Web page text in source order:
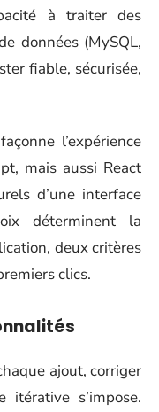
à traiter des
données (MySQL,
fiable, sécurisée,
l’expérience
mais aussi React
d’une interface
déterminent la
deux critères
clics.
ajout, corriger
s’impose.